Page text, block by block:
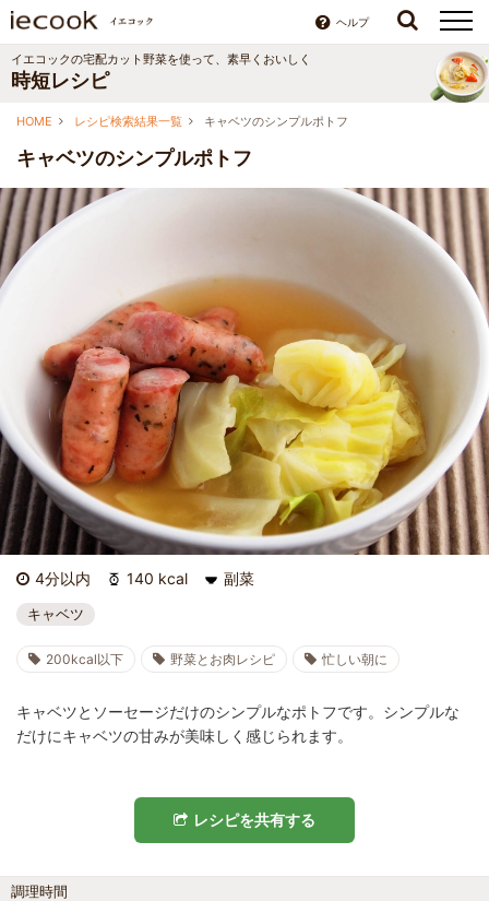
ヘルプ
イエコックの宅配カット野菜を使って、素早くおいしく
時短レシピ
HOME レシピ検索結果一覧 キャベツのシンプルポトフ
キャベツのシンプルポトフ
4分以内 140 kcal 副菜
キャベツ
200kcal以下 野菜とお肉レシピ 忙しい朝に
キャベツとソーセージだけのシンプルなポトフです。シンプルな
だけにキャベツの甘みが美味しく感じられます。
レシピを共有する
調理時間